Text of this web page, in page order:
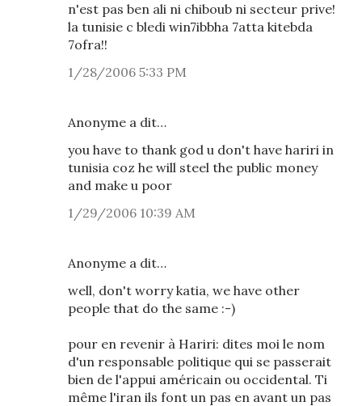
n'est pas ben ali ni chiboub ni secteur prive!
la tunisie c bledi win7ibbha 7atta kitebda
7ofra!!
1/28/2006 5:33 PM
Anonyme a dit…
you have to thank god u don't have hariri in
tunisia coz he will steel the public money
and make u poor
1/29/2006 10:39 AM
Anonyme a dit…
well, don't worry katia, we have other
people that do the same :-)
pour en revenir à Hariri: dites moi le nom
d'un responsable politique qui se passerait
bien de l'appui américain ou occidental. Ti
même l'iran ils font un pas en avant un pas